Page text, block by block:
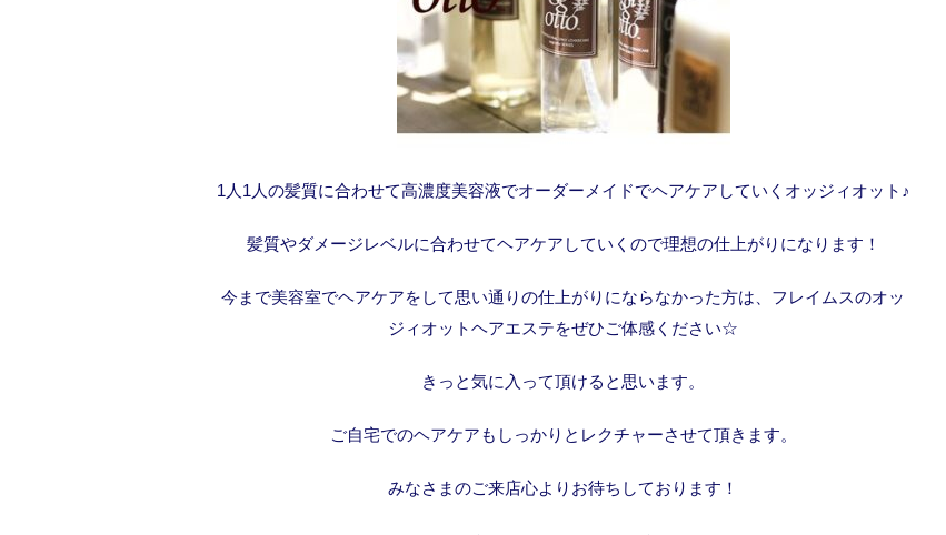
1人1人の髪質に合わせて高濃度美容液でオーダーメイドでヘアケアしていくオッジィオット♪
髪質やダメージレベルに合わせてヘアケアしていくので理想の仕上がりになります！
今まで美容室でヘアケアをして思い通りの仕上がりにならなかった方は、フレイムスのオッ
ジィオットヘアエステをぜひご体感ください☆
きっと気に入って頂けると思います。
ご自宅でのヘアケアもしっかりとレクチャーさせて頂きます。
みなさまのご来店心よりお待ちしております！